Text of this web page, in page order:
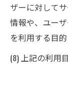
ザーに対して
情報や、ユー
を利用する目的
(8) 上記の利用